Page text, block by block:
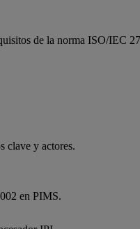
de la norma ISO/IEC
clave y actores.
en PIMS.